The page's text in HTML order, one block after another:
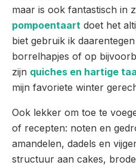
maar is ook fantastisch in
pompoentaart doet het
biet gebruik ik
borrelhapjes of op
zijn quiches en hartige
mijn favoriete winter
Ook lekker om toe te
of recepten: noten en
amandelen, dadels en
structuur aan cakes,